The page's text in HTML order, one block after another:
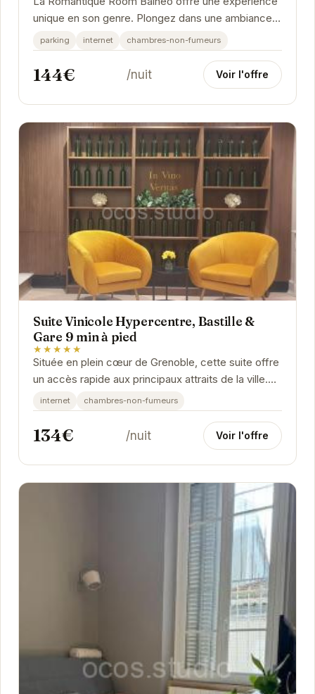
unique en son genre. Plongez dans une ambiance
chaleureuse et intime, propice à la relaxation et
au...
parking internet chambres-non-fumeurs
144€ /nuit Voir l'offre
Suite Vinicole Hypercentre, Bastille &
Gare 9 min à pied
★★★★★
Située en plein cœur de Grenoble, cette suite offre
un accès rapide aux principaux attraits de la ville.
Son décor inspiré du monde vinicole...
internet chambres-non-fumeurs
134€ /nuit Voir l'offre